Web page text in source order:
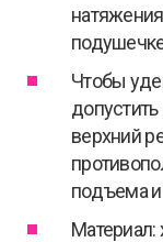
Чтобы
верхний
подъема
Материал: